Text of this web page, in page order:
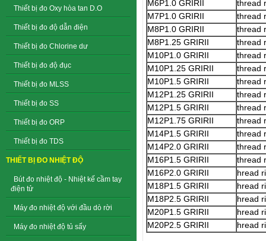
Thiết bị đo Oxy hòa tan D.O
Thiết bị đo độ dẫn điện
Thiết bị đo Chlorine dư
Thiết bị đo độ đục
Thiết bị đo MLSS
Thiết bị đo SS
Thiết bị đo ORP
Thiết bị đo TDS
THIẾT BỊ ĐO NHIỆT ĐỘ
Bút đo nhiệt độ - Nhiệt kế cầm tay
điện tử
Máy đo nhiệt độ với đầu dò rời
Máy đo nhiệt độ tủ sấy
M6P1.0 GRIRII
thread
M7P1.0 GRIRII
thread
M8P1.0 GRIRII
thread
M8P1.25 GRIRII
thread
M10P1.0 GRIRII
thread
M10P1.25 GRIRII
thread
M10P1.5 GRIRII
thread
M12P1.25 GRIRII
thread
M12P1.5 GRIRII
thread
M12P1.75 GRIRII
thread
M14P1.5 GRIRII
thread
M14P2.0 GRIRII
thread
M16P1.5 GRIRII
thread
M16P2.0 GRIRII
hread
M18P1.5 GRIRII
hread
M18P2.5 GRIRII
hread
M20P1.5 GRIRII
hread
M20P2.5 GRIRII
hread